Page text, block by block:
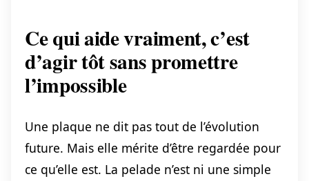
Ce qui aide vraiment, c’est
d’agir tôt sans promettre
l’impossible
Une plaque ne dit pas tout de l’évolution
future. Mais elle mérite d’être regardée pour
ce qu’elle est. La pelade n’est ni une simple